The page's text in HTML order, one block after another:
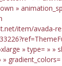
»
item/avada-
» type= » »
»